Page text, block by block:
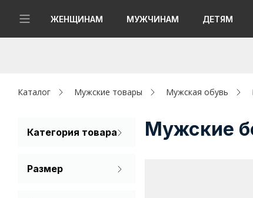
ЖЕНЩИНАМ МУЖЧИНАМ ДЕТЯМ
Женщинам
Капсула
Каталог Мужские товары Мужская обувь
Категория товара
Размер
Мужские